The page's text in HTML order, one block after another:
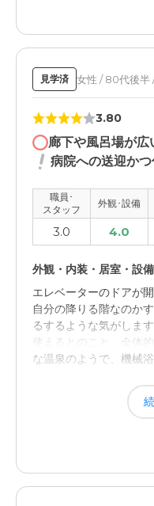
大きなところだなとい
見学済 女性 / 80代後半
3.80
廊下や風呂場が広
病院への送迎か
職員･
スタッフ
外観･設備
3.0 4.0
外観・内装・居室・設
エレベーターのドアが
自分の降りる階なのか
るするような気がしま
使えるとのこと。全体
な温泉のようで、機械